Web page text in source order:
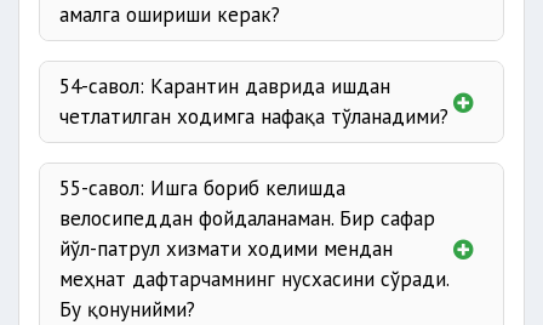
амалга ошириши керак?
54-савол: Карантин даврида ишдан
четлатилган ходимга нафақа тўланадими?
55-савол: Ишга бориб келишда
велосипеддан фойдаланаман. Бир сафар
йўл-патрул хизмати ходими мендан
меҳнат дафтарчамнинг нусхасини сўради.
Бу қонунийми?